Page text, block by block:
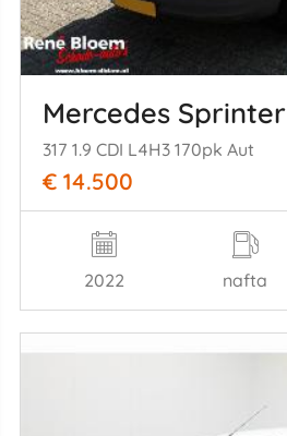
Mercedes Sprinter
317 1.9 CDI L4H3 170pk Aut
€ 14.500
2022 nafta